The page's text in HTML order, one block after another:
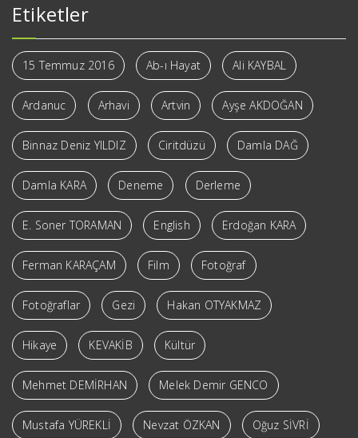
Etiketler
15 Temmuz 2016 Ab-ı Hayat Ali KAYBAL
Ardanuc Arhavi Artvin Ayşe AKDOĞAN
Binnaz Deniz YILDIZ Ciritdüzü Damla DAĞ
Damla KARA Deneme Derleme
E. Soner TORAMAN English Erdoğan KARA
Ferman KARAÇAM Film Fotoğraf
Fotoğraflar Gezi Hakan OTYAKMAZ
Hikaye KEVAKİB Kültür
Mehmet DEMİRHAN Melek Demir GENCO
Mustafa YÜREKLİ Nevzat ÖZKAN Oğuz SİVRİ